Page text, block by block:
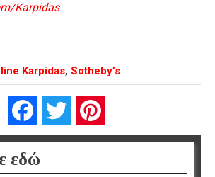
Karpidas
Karpidas, Sotheby’s
FacebookTwitter
εδώ